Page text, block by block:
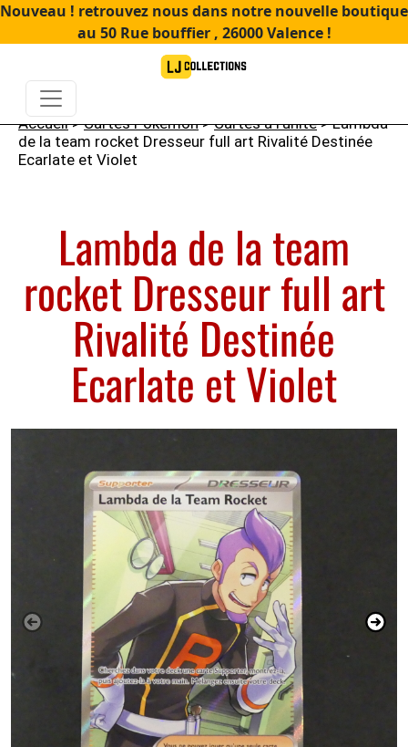
Nouveau ! retrouvez nous dans notre nouvelle boutique
au 50 Rue bouffier , 26000 Valence !
Accueil>Cartes Pokémon>Cartes à l'unité> Lambda
de la team rocket Dresseur full art Rivalité Destinée
Ecarlate et Violet
Lambda de la team
rocket Dresseur full art
Rivalité Destinée
Ecarlate et Violet